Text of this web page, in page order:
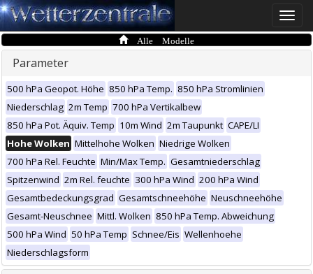
Toggle
Alle Modelle
Parameter
500 hPa Geopot. Höhe 850 hPa Temp. 850 hPa Stromlinien
Niederschlag 2m Temp 700 hPa Vertikalbew
850 hPa Pot. Äquiv. Temp 10m Wind 2m Taupunkt CAPE/LI
Hohe Wolken Mittelhohe Wolken Niedrige Wolken
700 hPa Rel. Feuchte Min/Max Temp. Gesamtniederschlag
Spitzenwind 2m Rel. feuchte 300 hPa Wind 200 hPa Wind
Gesamtbedeckungsgrad Gesamtschneehöhe Neuschneehöhe
Gesamt-Neuschnee Mittl. Wolken 850 hPa Temp. Abweichung
500 hPa Wind 50 hPa Temp Schnee/Eis Wellenhoehe
Niederschlagsform